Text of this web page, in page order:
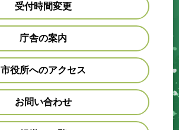
受付時間変更
庁舎の案内
市役所へのアクセス
お問い合わせ